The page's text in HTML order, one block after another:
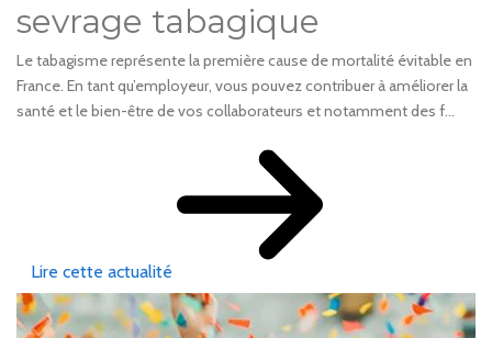
sevrage tabagique
Le tabagisme représente la première cause de mortalité évitable en
France. En tant qu’employeur, vous pouvez contribuer à améliorer la
santé et le bien-être de vos collaborateurs et notamment des f...
Lire cette actualité